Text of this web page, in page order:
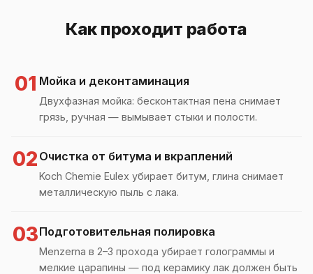
Как проходит работа
01 Мойка и деконтаминация
Двухфазная мойка: бесконтактная пена снимает
грязь, ручная — вымывает стыки и полости.
02 Очистка от битума и вкраплений
Koch Chemie Eulex убирает битум, глина снимает
металлическую пыль с лака.
03Подготовительная полировка
Menzerna в 2–3 прохода убирает голограммы и
мелкие царапины — под керамику лак должен быть